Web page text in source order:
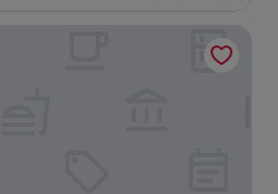
de
89 €
Monterrey Aeropuerto by